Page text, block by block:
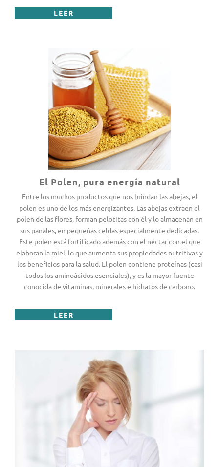
LEER
El Polen, pura energía natural
Entre los muchos productos que nos brindan las abejas, el
polen es uno de los más energizantes. Las abejas extraen el
polen de las flores, forman pelotitas con él y lo almacenan en
sus panales, en pequeñas celdas especialmente dedicadas.
Este polen está fortificado además con el néctar con el que
elaboran la miel, lo que aumenta sus propiedades nutritivas y
los beneficios para la salud. El polen contiene proteínas (casi
todos los aminoácidos esenciales), y es la mayor fuente
conocida de vitaminas, minerales e hidratos de carbono.
LEER